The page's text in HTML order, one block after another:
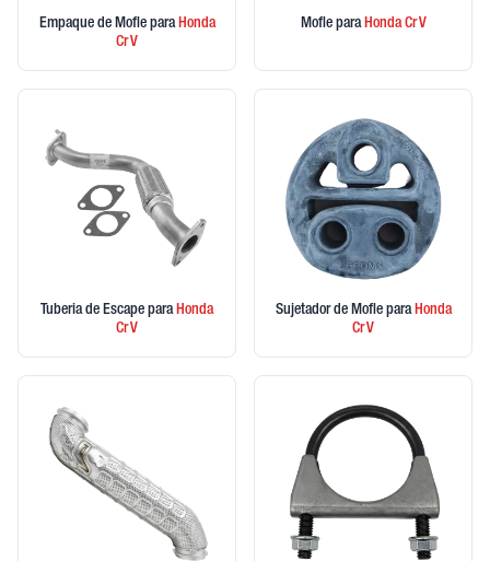
Empaque de Mofle paraHonda
Cr V
Mofle paraHondaCr V
Tuberia de Escape paraHonda
Cr V
Sujetador de Mofle paraHonda
Cr V